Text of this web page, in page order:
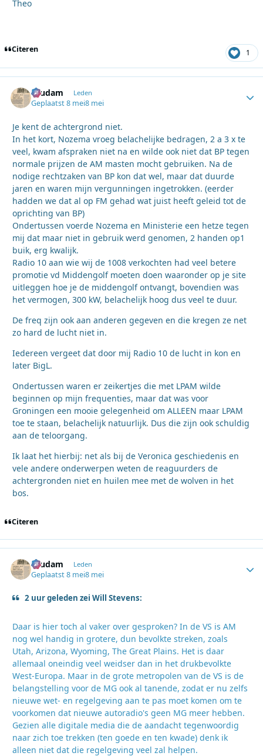
Theo
Citeren 1
ruudam Leden
Geplaatst8 mei8 mei
Je kent de achtergrond niet.
In het kort, Nozema vroeg belachelijke bedragen, 2 a 3 x te
veel, kwam afspraken niet na en wilde ook niet dat BP tegen
normale prijzen de AM masten mocht gebruiken. Na de
nodige rechtzaken van BP kon dat wel, maar dat duurde
jaren en waren mijn vergunningen ingetrokken. (eerder
hadden we dat al op FM gehad wat juist heeft geleid tot de
oprichting van BP)
Ondertussen voerde Nozema en Ministerie een hetze tegen
mij dat maar niet in gebruik werd genomen, 2 handen op1
buik, erg kwalijk.
Radio 10 aan wie wij de 1008 verkochten had veel betere
promotie vd Middengolf moeten doen waaronder op je site
uitleggen hoe je de middengolf ontvangt, bovendien was
het vermogen, 300 kW, belachelijk hoog dus veel te duur.
De freq zijn ook aan anderen gegeven en die kregen ze net
zo hard de lucht niet in.
Iedereen vergeet dat door mij Radio 10 de lucht in kon en
later BigL.
Ondertussen waren er zeikertjes die met LPAM wilde
beginnen op mijn frequenties, maar dat was voor
Groningen een mooie gelegenheid om ALLEEN maar LPAM
toe te staan, belachelijk natuurlijk. Dus die zijn ook schuldig
aan de teloorgang.
Ik laat het hierbij: net als bij de Veronica geschiedenis en
vele andere onderwerpen weten de reaguurders de
achtergronden niet en huilen mee met de wolven in het
bos.
Citeren
ruudam Leden
Geplaatst8 mei8 mei
2 uur geleden zei Will Stevens:
Daar is hier toch al vaker over gesproken? In de VS is AM
nog wel handig in grotere, dun bevolkte streken, zoals
Utah, Arizona, Wyoming, The Great Plains. Het is daar
allemaal oneindig veel weidser dan in het drukbevolkte
West-Europa. Maar in de grote metropolen van de VS is de
belangstelling voor de MG ook al tanende, zodat er nu zelfs
nieuwe wet- en regelgeving aan te pas moet komen om te
voorkomen dat nieuwe autoradio's geen MG meer hebben.
Gezien alle digitale media die de aandacht tegenwoordig
naar zich toe trekken (ten goede en ten kwade) denk ik
alleen niet dat die regelgeving veel zal helpen.